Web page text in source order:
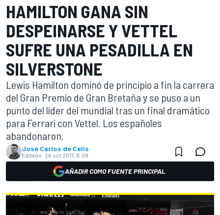
HAMILTON GANA SIN
DESPEINARSE Y VETTEL
SUFRE UNA PESADILLA EN
SILVERSTONE
Lewis Hamilton dominó de principio a fin la carrera
del Gran Premio de Gran Bretaña y se puso a un
punto del líder del mundial tras un final dramático
para Ferrari con Vettel. Los españoles
abandonaron.
Jose Carlos de Celis
Editado: 26 oct 2017, 9:09
AÑADIR COMO FUENTE PRINCIPAL